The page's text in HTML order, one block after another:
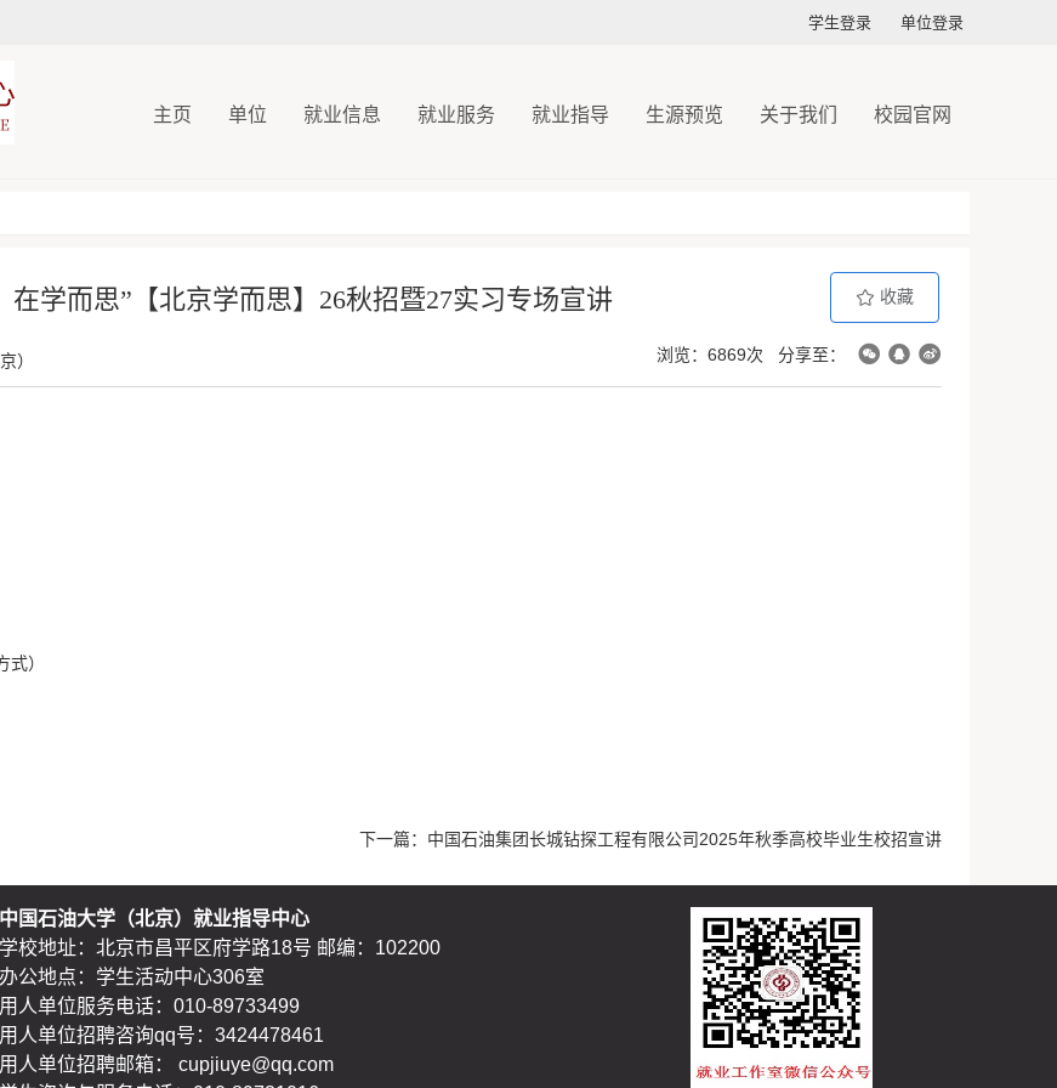
学生登录 单位登录
主页 单位 就业信息 就业服务 就业指导 生源预览 关于我们 校园官网
在学而思”【北京学而思】26秋招暨27实习专场宣讲 收藏
浏览：6869次 分享至：
）
）
下一篇： 中国石油集团长城钻探工程有限公司2025年秋季高校毕业生校招宣讲
中国石油大学（北京）就业指导中心
学校地址：北京市昌平区府学路18号 邮编：102200
办公地点：学生活动中心306室
用人单位服务电话：010-89733499
用人单位招聘咨询qq号：3424478461
用人单位招聘邮箱： cupjiuye@qq.com